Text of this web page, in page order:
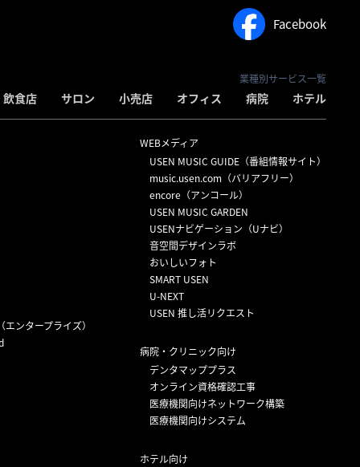
Facebook
業種別サービス一覧
飲食店 サロン 小売店 オフィス 病院 ホテル
ンタープライズ）
WEBメディア
USEN MUSIC GUIDE（番組情報サイト）
music.usen.com（バリアフリー）
encore（アンコール）
USEN MUSIC GARDEN
USENナビゲーション（Uナビ）
音空間デザインラボ
おいしいフォト
SMART USEN
U-NEXT
USEN 推し活リクエスト
病院・クリニック向け
デンタマッププラス
オンライン資格確認工事
医療機関向けネットワーク構築
医療機関向けシステム
ホテル向け